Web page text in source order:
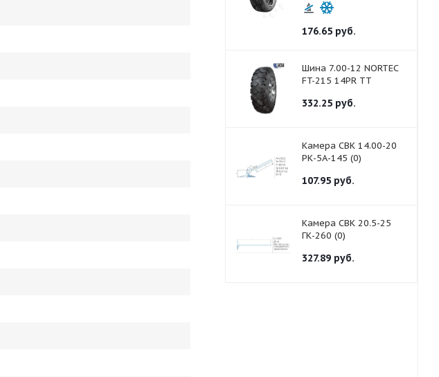
176.65 руб.
Шина 7.00-12 NORTEC
FT-215 14PR ТТ
332.25 руб.
Камера СВК 14.00-20
РК-5А-145 (0)
107.95 руб.
Камера СВК 20.5-25
ГК-260 (0)
327.89 руб.